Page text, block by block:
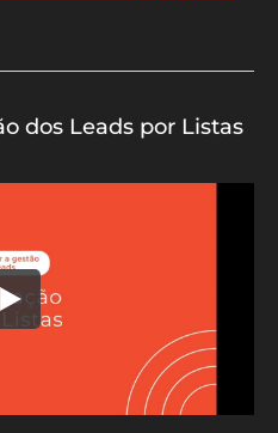
dos Leads por Listas